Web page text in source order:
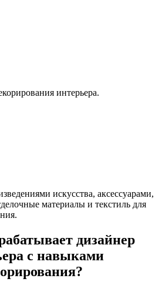
интерьера.
искусства, аксессуарами,
материалы и текстиль для
дизайнер
с навыками